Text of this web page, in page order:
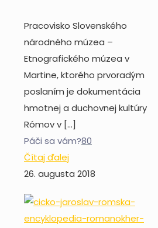
Pracovisko Slovenského
národného múzea –
Etnografického múzea v
Martine, ktorého prvoradým
poslaním je dokumentácia
hmotnej a duchovnej kultúry
Rómov v […]
Páči sa vám?80
Čítaj ďalej
26. augusta 2018